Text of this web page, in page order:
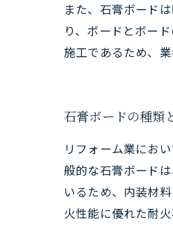
また、石膏ボード
り、ボードとボー
施工であるため、
石膏ボードの種類
リフォーム業にお
般的な石膏ボード
いるため、内装材
火性能に優れた耐